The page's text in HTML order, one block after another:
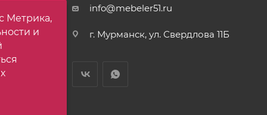
info@mebeler51.ru
г. Мурманск, ул. Свердлова 11Б
Метрика,
и